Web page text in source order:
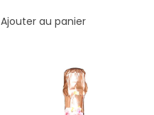
Ajouter au panier